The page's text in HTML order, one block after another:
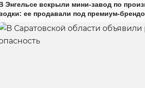
Энгельсе вскрыли мини-завод по
ее продавали под премиум-